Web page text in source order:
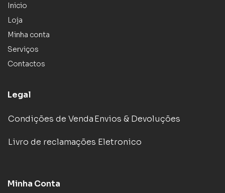
Inicio
Loja
Minha conta
Serviços
Contactos
Legal
Condições de VendaEnvios & Devoluções
Livro de reclamações Eletronico
Minha Conta